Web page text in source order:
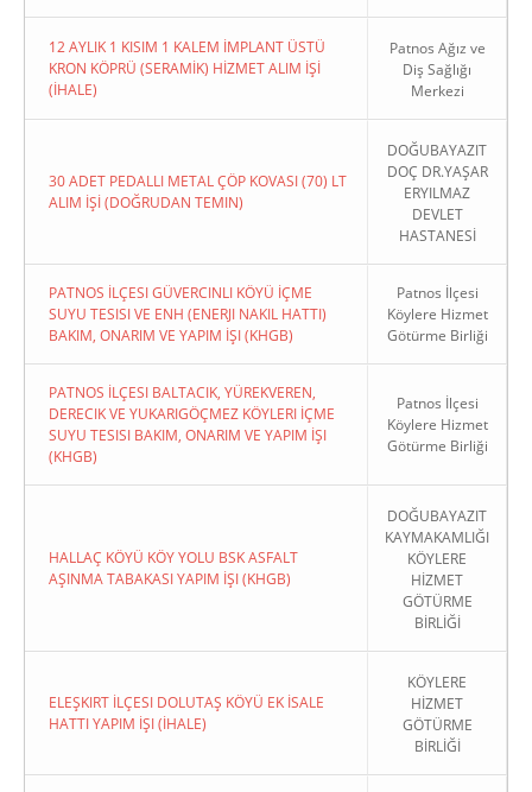
12 AYLIK 1 KISIM 1 KALEM İMPLANT ÜSTÜ
KRON KÖPRÜ (SERAMİK) HİZMET ALIM İŞİ
(İHALE)
Patnos Ağız ve
Diş Sağlığı
Merkezi
30 ADET PEDALLI METAL ÇÖP KOVASI (70) LT
ALIM İŞİ (DOĞRUDAN TEMIN)
DOĞUBAYAZIT
DOÇ DR.YAŞAR
ERYILMAZ
DEVLET
HASTANESİ
PATNOS İLÇESI GÜVERCINLI KÖYÜ İÇME
SUYU TESISI VE ENH (ENERJI NAKIL HATTI)
BAKIM, ONARIM VE YAPIM İŞI (KHGB)
Patnos İlçesi
Köylere Hizmet
Götürme Birliği
PATNOS İLÇESI BALTACIK, YÜREKVEREN,
DERECIK VE YUKARIGÖÇMEZ KÖYLERI İÇME
SUYU TESISI BAKIM, ONARIM VE YAPIM İŞI
(KHGB)
Patnos İlçesi
Köylere Hizmet
Götürme Birliği
HALLAÇ KÖYÜ KÖY YOLU BSK ASFALT
AŞINMA TABAKASI YAPIM İŞI (KHGB)
DOĞUBAYAZIT
KAYMAKAMLIĞI
KÖYLERE
HİZMET
GÖTÜRME
BİRLİĞİ
ELEŞKIRT İLÇESI DOLUTAŞ KÖYÜ EK İSALE
HATTI YAPIM İŞI (İHALE)
KÖYLERE
HİZMET
GÖTÜRME
BİRLİĞİ